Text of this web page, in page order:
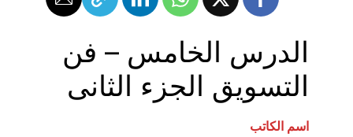
الدرس الخامس – فن
التسويق الجزء الثانى
اسم الكاتب